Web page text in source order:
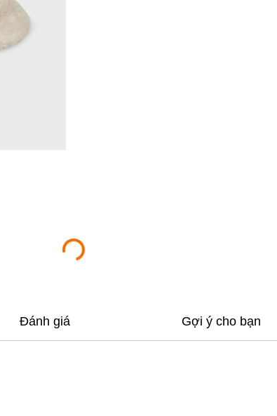
Đánh giá Gợi ý cho bạn